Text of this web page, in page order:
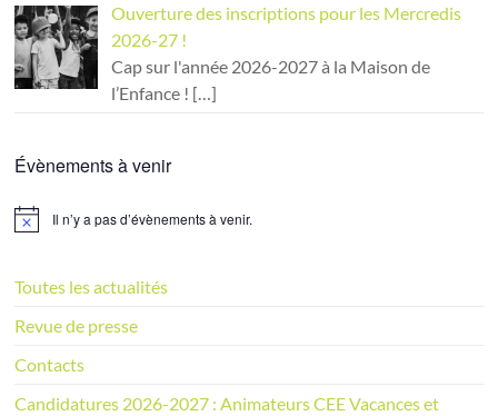
Ouverture des inscriptions pour les Mercredis
2026-27 !
Cap sur l'année 2026-2027 à la Maison de
l’Enfance ! […]
Évènements à venir
N
i
c
Il n’y a pas d’évènements à venir.
Toutes les actualités
Revue de presse
Contacts
Candidatures 2026-2027 : Animateurs CEE Vacances et